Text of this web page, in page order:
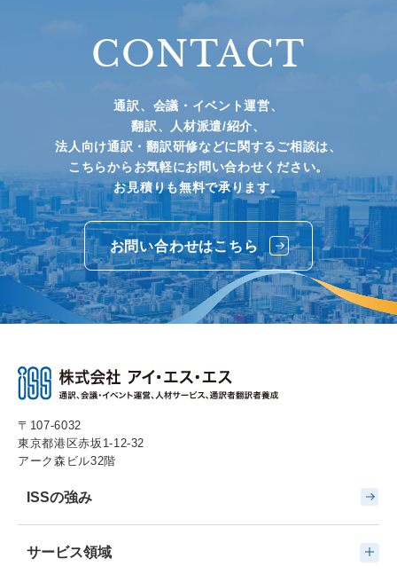
CONTACT
通訳、会議・イベント運営、
翻訳、人材派遣/紹介、
法人向け通訳・翻訳研修などに関するご相談は、
こちらからお気軽にお問い合わせください。
お見積りも無料で承ります。
お問い合わせはこちら
〒107-6032
東京都港区赤坂1-12-32
アーク森ビル32階
ISSの強み
サービス領域